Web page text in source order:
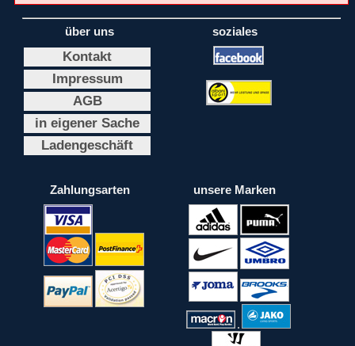
über uns
Kontakt
Impressum
AGB
in eigener Sache
Ladengeschäft
soziales
Zahlungsarten unsere Marken